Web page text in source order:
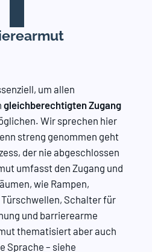
um allen
gleichberechtigten Zugang
Wir sprechen hier
streng genommen geht
der nie abgeschlossen
umfasst den Zugang und
wie Rampen,
Schalter für
und barrierearme
thematisiert aber auch
Sprache – siehe